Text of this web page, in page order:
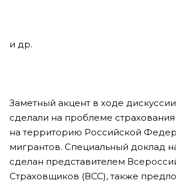
и др.
Заметный акцент в ходе
сделали на проблеме
на территорию Российской
мигрантов. Специальный доклад
сделан представителем
Страховщиков (ВСС), также